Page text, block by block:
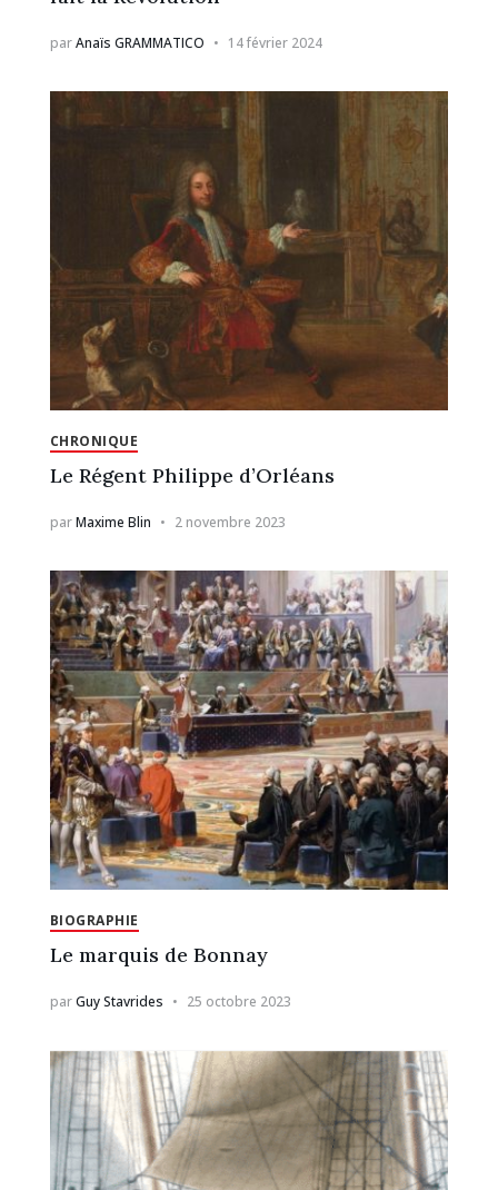
parAnaïs GRAMMATICO 14 février 2024
CHRONIQUE
Le Régent Philippe d’Orléans
parMaxime Blin 2 novembre 2023
BIOGRAPHIE
Le marquis de Bonnay
parGuy Stavrides 25 octobre 2023